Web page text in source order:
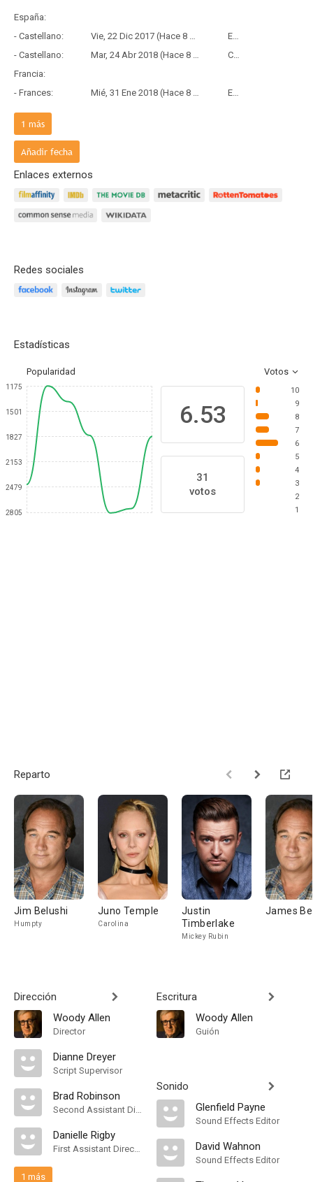
España:
- Castellano:
Vie, 22 Dic 2017 (Hace 8 años y 7 meses)
Estreno
- Castellano:
Mar, 24 Abr 2018 (Hace 8 años y 3 meses)
Copia Física
Francia:
- Frances:
Mié, 31 Ene 2018 (Hace 8 años y 6 meses)
Estreno
País de origen:
- V.O:
1 más
Añadir fecha
Enlaces externos
Redes sociales
Estadísticas
Popularidad Votos
1175
1501
1827
2153
2479
2805
6.53
31
votos
10
9
8
7
6
5
4
3
2
1
Reparto
Jim Belushi
Humpty
Juno Temple
Carolina
Justin
Timberlake
Mickey Rubin
James
Dirección
Woody Allen
Director
Dianne Dreyer
Script Supervisor
Brad Robinson
Second Assistant Director
Danielle Rigby
First Assistant Director
1 más
Escritura
Woody Allen
Guión
Sonido
Glenfield Payne
Sound Effects Editor
David Wahnon
Sound Effects Editor